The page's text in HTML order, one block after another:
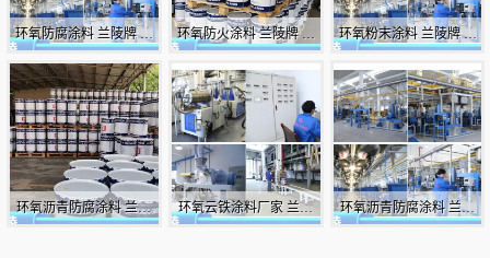
环氧防腐涂料 兰陵牌 铁
桶 防腐
环氧防火涂料 兰陵牌 铁
桶 防腐
环氧粉末涂料 兰陵牌 铁
环氧沥青防腐涂料 兰陵 环氧云铁涂料厂家 兰陵 环氧沥青防腐涂料 兰陵